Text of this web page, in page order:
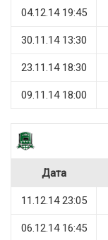
04.12.14 19:45
30.11.14 13:30
23.11.14 18:30
09.11.14 18:00
Дата
11.12.14 23:05
06.12.14 16:45